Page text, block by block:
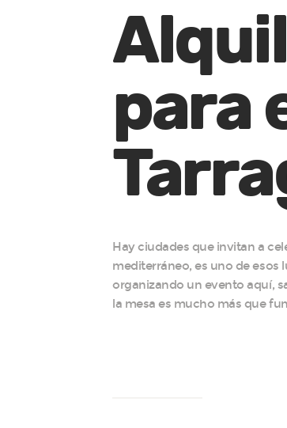
para
Hay ciudades que invitan a
mediterráneo, es uno de esos
organizando un evento aquí,
la mesa es mucho más que